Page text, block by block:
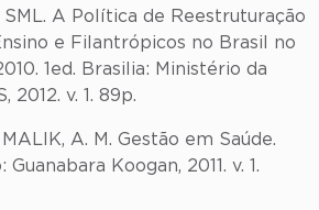
A Política de Reestruturação
e Filantrópicos no Brasil no
1ed. Brasilia: Ministério da
2012. v. 1. 89p.
A. M. Gestão em Saúde.
Koogan, 2011. v. 1.